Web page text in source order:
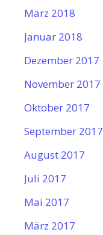
März 2018
Januar 2018
Dezember 2017
November 2017
Oktober 2017
September 2017
August 2017
Juli 2017
Mai 2017
März 2017